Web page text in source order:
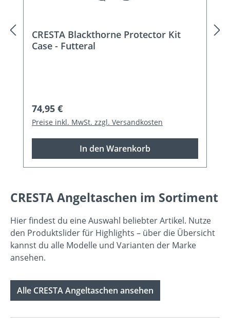
CRESTA Blackthorne Protector Kit
Case - Futteral
Regulärer Preis:
74,95 €
Preise inkl. MwSt. zzgl. Versandkosten
In den Warenkorb
CRESTA Angeltaschen im Sortiment
Hier findest du eine Auswahl beliebter Artikel. Nutze
den Produktslider für Highlights – über die Übersicht
kannst du alle Modelle und Varianten der Marke
ansehen.
Alle CRESTA Angeltaschen ansehen